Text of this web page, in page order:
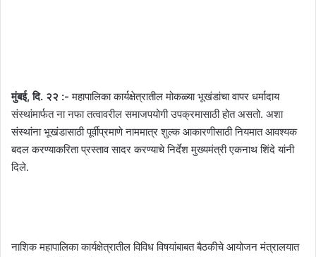
मुंबई, दि. २२ :-महापालिका कार्यक्षेत्रातील मोकळ्या भूखंडांचा वापर धर्मादाय
संस्थांमार्फत ना नफा तत्वावरील समाजपयोगी उपक्रमासाठी होत असतो. अशा
संस्थांना भूखंडासाठी पूर्वीप्रमाणे नाममात्र शुल्क आकारणीसाठी नियमात आवश्यक
बदल करण्याकरिता प्रस्ताव सादर करण्याचे निर्देश मुख्यमंत्री एकनाथ शिंदे यांनी
दिले.
नाशिक महापालिका कार्यक्षेत्रातील विविध विषयांबाबत बैठकीचे आयोजन मंत्रालयात